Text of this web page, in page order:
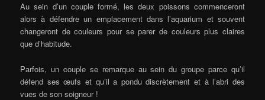
Au sein d’un couple formé, les deux poissons commenceront
alors à défendre un emplacement dans l’aquarium et souvent
changeront de couleurs pour se parer de couleurs plus claires
que d’habitude.
Parfois, un couple se remarque au sein du groupe parce qu’il
défend ses œufs et qu’il a pondu discrètement et à l’abri des
vues de son soigneur !